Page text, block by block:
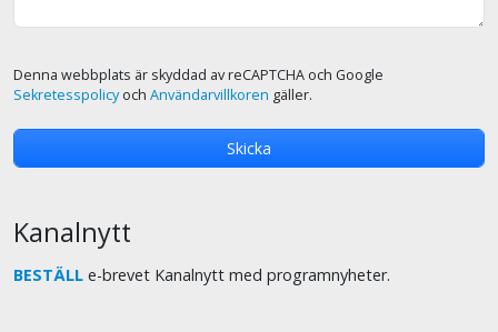
Denna webbplats är skyddad av reCAPTCHA och Google
Sekretesspolicyoch Användarvillkoren gäller.
Kanalnytt
BESTÄLL e-brevet Kanalnytt med programnyheter.